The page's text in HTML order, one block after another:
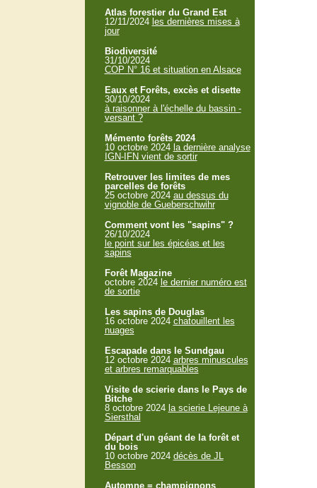
Atlas forestier du Grand Est
12/11/2024 les dernières mises à
jour
Biodiversité
31/10/2024
COP N° 16 et situation en Alsace
Eaux et Forêts, excès et disette
30/10/2024
à raisonner à l'échelle du bassin -
versant ?
Mémento forêts 2024
10 octobre 2024 la dernière analyse
IGN-IFN vient de sortir
Retrouver les limites de mes
parcelles de forêts
25 octobre 2024 au dessus du
vignoble de Gueberschwihr
Comment vont les "sapins" ?
26/10/2024
le point sur les épicéas et les
sapins
Forêt Magazine
octobre 2024 le dernier numéro est
de sortie
Les sapins de Douglas
16 octobre 2024 chatouillent les
nuages
Escapade dans le Sundgau
12 octobre 2024 arbres minuscules
et arbres remarquables
Visite de scierie dans le Pays de
Bitche
8 octobre 2024 la scierie Lejeune à
Siersthal
Départ d'un géant de la forêt et
du bois
10 octobre 2024 décès de JL
Besson
Automne = champignons